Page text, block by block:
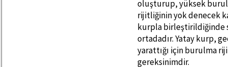
oluşturup, yüksek
rijitliğinin yok denecek
kurpla birleştirildiğinde
ortadadır. Yatay kurp,
yarattığı için burulma
gereksinimdir.